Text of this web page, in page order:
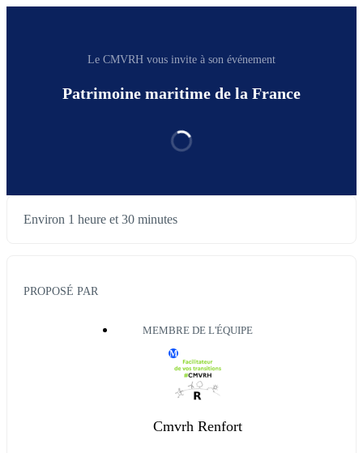
Le CMVRH vous invite à son événement
Patrimoine maritime de la France
Environ 1 heure et 30 minutes
PROPOSÉ PAR
MEMBRE DE L'ÉQUIPE
M
Cmvrh Renfort